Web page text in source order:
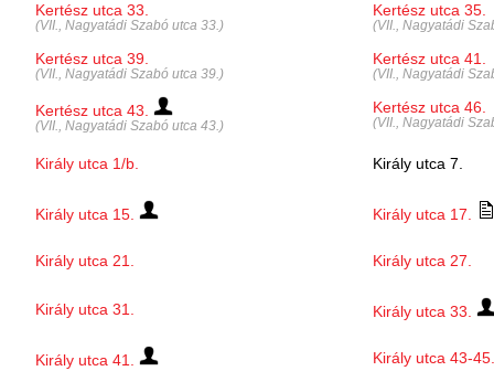
Kertész utca 33.
(VII., Nagyatádi Szabó utca 33.)
Kertész utca 35.
(VII., Nagyatádi
Kertész utca 39.
(VII., Nagyatádi Szabó utca 39.)
Kertész utca 41.
(VII., Nagyatádi
Kertész utca 43.
(VII., Nagyatádi Szabó utca 43.)
Kertész utca 46.
(VII., Nagyatádi
Király utca 1/b. Király utca 7.
Király utca 15. Király utca 17.
Király utca 21. Király utca 27.
Király utca 31. Király utca 33.
Király utca 41. Király utca 43-45.